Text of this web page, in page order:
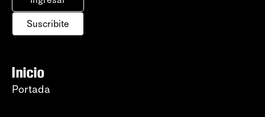
Suscribite
Inicio
Portada